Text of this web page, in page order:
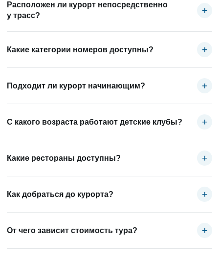
беговых лыж через леса, долины и озёра Энгадина.
Расположен ли курорт непосредственно
у трасс?
+
добираются организованным транспортом или городскими
Какие категории номеров доступны? +
стандартный номер, номер с видом на горы, семейный Superior
и одноместный Junior с общей ванной.
Подходит ли курорт начинающим? +
и формируются по уровню подготовки.
С какого возраста работают детские клубы? +
13 лет, Chill Pass — 14–17 лет. Клубов для детей младше 4 лет
Какие рестораны доступны? +
а также горные рестораны Corvatsch и Le Corviglia.
Как добраться до курорта? +
Трансфер из Цюриха или Милана занимает около 3 часов, из
От чего зависит стоимость тура? +